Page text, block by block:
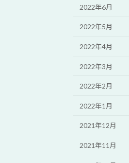
2022年6月
2022年5月
2022年4月
2022年3月
2022年2月
2022年1月
2021年12月
2021年11月